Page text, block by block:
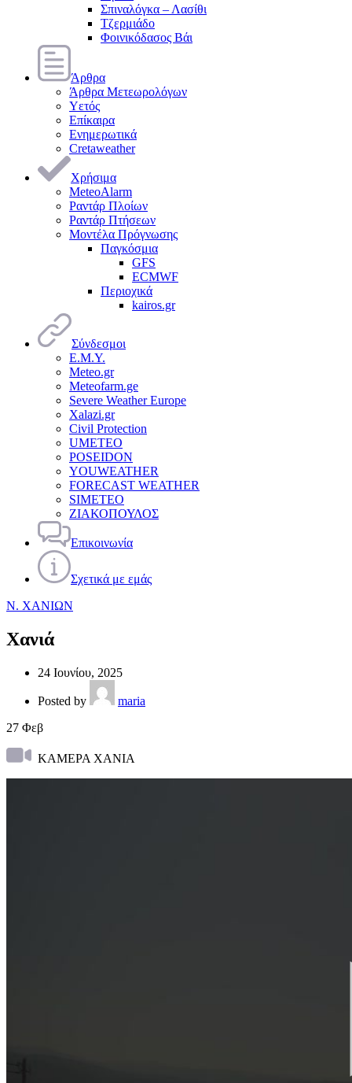
Σπιναλόγκα – Λασίθι
Τζερμιάδο
Φοινικόδασος Βάι
Άρθρα
Άρθρα Μετεωρολόγων
Υετός
Επίκαιρα
Ενημερωτικά
Cretaweather
Χρήσιμα
MeteoAlarm
Ραντάρ Πλοίων
Ραντάρ Πτήσεων
Μοντέλα Πρόγνωσης
Παγκόσμια
GFS
ECMWF
Περιοχικά
kairos.gr
Σύνδεσμοι
Ε.Μ.Υ.
Meteo.gr
Meteofarm.ge
Severe Weather Europe
Xalazi.gr
Civil Protection
UMETEO
POSEIDON
YOUWEATHER
FORECAST WEATHER
SIMETEO
ΖΙΑΚΟΠΟΥΛΟΣ
Επικοινωνία
Σχετικά με εμάς
Ν. ΧΑΝΙΩΝ
Χανιά
24 Ιουνίου, 2025
Posted by
maria
27 Φεβ
ΚΑΜΕΡΑ ΧΑΝΙΑ